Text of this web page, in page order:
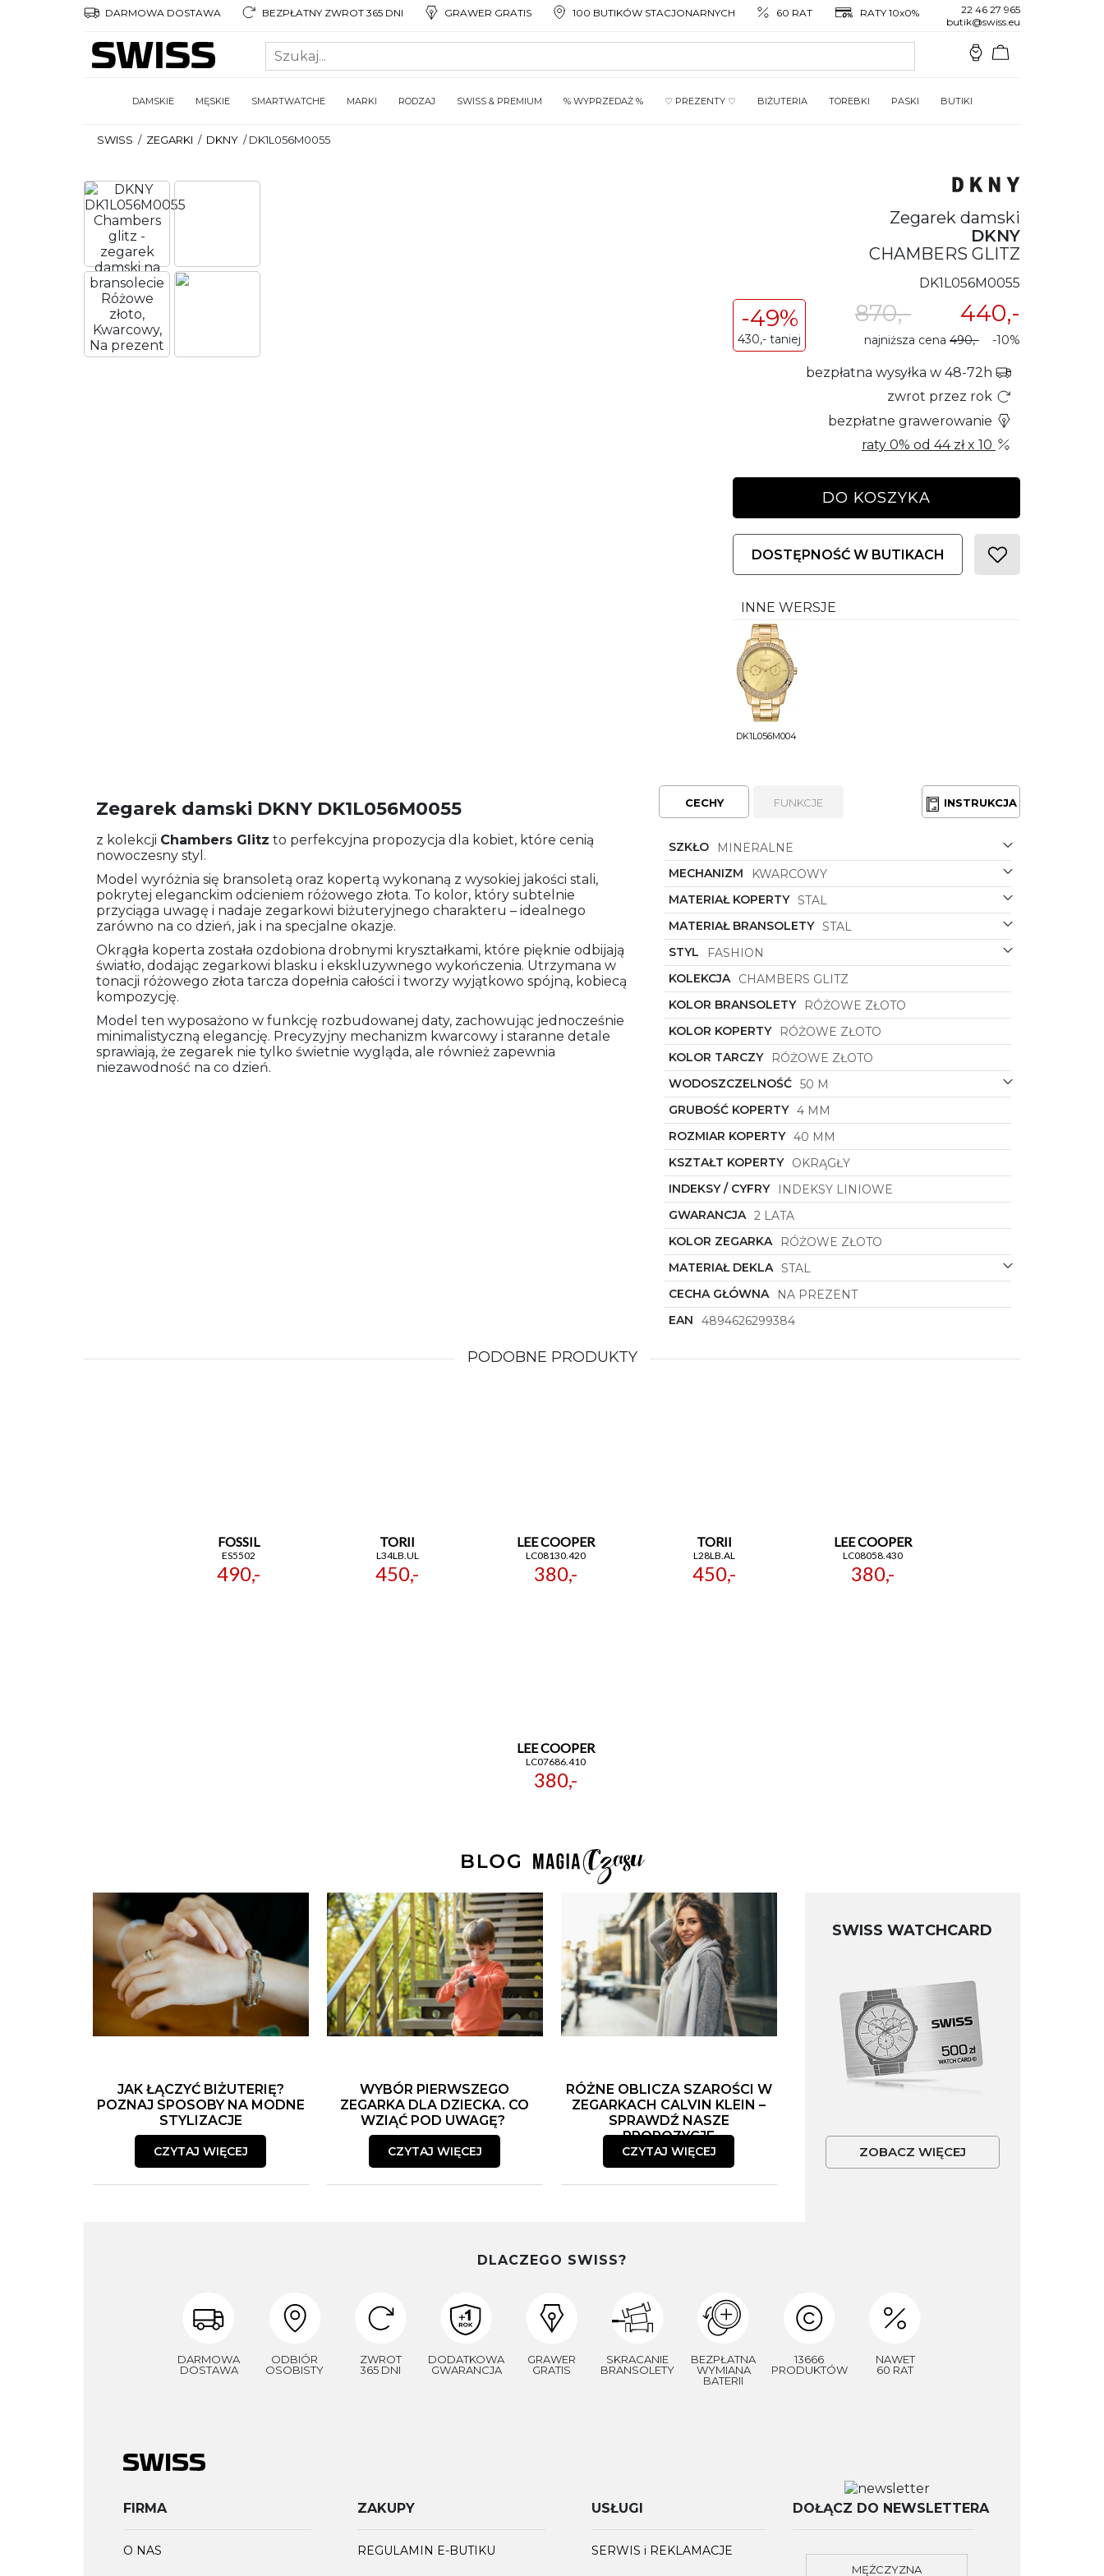
DARMOWA DOSTAWA BEZPŁATNY ZWROT 365 DNI GRAWER GRATIS 100 BUTIKÓW STACJONARNYCH 60 RAT RATY 10x0%
22 46 27 965
butik@swiss.eu
DAMSKIE MĘSKIE SMARTWATCHE MARKI RODZAJ SWISS & PREMIUM % WYPRZEDAŻ % ♡ PREZENTY ♡ BIŻUTERIA TOREBKI PASKI BUTIKI
SWISS / ZEGARKI / DKNY /DK1L056M0055
Zegarek damski
DKNY
CHAMBERS GLITZ
DK1L056M0055
440,-
-49%
430,- taniej
870,-
najniższa cena 490,- -10%
bezpłatna wysyłka w 48-72h
zwrot przez rok
bezpłatne grawerowanie
raty 0% od 44 złx 10
DO KOSZYKA
DOSTĘPNOŚĆ W BUTIKACH
INNE WERSJE
DK1L056M0045
Zegarek damski DKNY DK1L056M0055
z kolekcji Chambers Glitz to perfekcyjna propozycja dla kobiet, które cenią
nowoczesny styl.
Model wyróżnia się bransoletą oraz kopertą wykonaną z wysokiej jakości stali,
pokrytej eleganckim odcieniem różowego złota. To kolor, który subtelnie
przyciąga uwagę i nadaje zegarkowi biżuteryjnego charakteru – idealnego
zarówno na co dzień, jak i na specjalne okazje.
Okrągła koperta została ozdobiona drobnymi kryształkami, które pięknie odbijają
światło, dodając zegarkowi blasku i ekskluzywnego wykończenia. Utrzymana w
tonacji różowego złota tarcza dopełnia całości i tworzy wyjątkowo spójną, kobiecą
kompozycję.
Model ten wyposażono w funkcję rozbudowanej daty, zachowując jednocześnie
minimalistyczną elegancję. Precyzyjny mechanizm kwarcowy i staranne detale
sprawiają, że zegarek nie tylko świetnie wygląda, ale również zapewnia
niezawodność na co dzień.
CECHY FUNKCJE INSTRUKCJA
SZKŁO
MINERALNE
MECHANIZM
KWARCOWY
MATERIAŁ KOPERTY STAL
MATERIAŁ BRANSOLETY STAL
STYL
FASHION
KOLEKCJA
CHAMBERS GLITZ
KOLOR BRANSOLETY
RÓŻOWE ZŁOTO
KOLOR KOPERTY
RÓŻOWE ZŁOTO
KOLOR TARCZY
RÓŻOWE ZŁOTO
WODOSZCZELNOŚĆ 50 M
GRUBOŚĆ KOPERTY 4 MM
ROZMIAR KOPERTY 40 MM
KSZTAŁT KOPERTY
OKRĄGŁY
INDEKSY / CYFRY
INDEKSY LINIOWE
GWARANCJA 2 LATA
KOLOR ZEGARKA
RÓŻOWE ZŁOTO
MATERIAŁ DEKLA STAL
CECHA GŁÓWNA
NA PREZENT
EAN
4894626299384
PODOBNE PRODUKTY
FOSSIL
ES5502
490,-
TORII
L34LB.UL
450,-
LEE COOPER
LC08130.420
380,-
TORII
L28LB.AL
450,-
LEE COOPER
LC08058.430
380,-
LEE COOPER
LC07686.410
380,-
JAK ŁĄCZYĆ BIŻUTERIĘ?
POZNAJ SPOSOBY NA MODNE
STYLIZACJE
CZYTAJ WIĘCEJ
WYBÓR PIERWSZEGO
ZEGARKA DLA DZIECKA. CO
WZIĄĆ POD UWAGĘ?
CZYTAJ WIĘCEJ
RÓŻNE OBLICZA SZAROŚCI W
ZEGARKACH CALVIN KLEIN –
SPRAWDŹ NASZE
PROPOZYCJE
CZYTAJ WIĘCEJ
SWISS WATCHCARD
ZOBACZ WIĘCEJ
DLACZEGO SWISS?
DARMOWA
DOSTAWA
ODBIÓR
OSOBISTY
ZWROT
365 DNI
DODATKOWA
GWARANCJA
GRAWER
GRATIS
SKRACANIE
BRANSOLETY
BEZPŁATNA
WYMIANA
BATERII
13666
PRODUKTÓW
NAWET
60 RAT
FIRMA
O NAS
ZAKUPY
REGULAMIN E-BUTIKU
USŁUGI
SERWIS i REKLAMACJE
DOŁĄCZ DO NEWSLETTERA
MĘŻCZYZNA